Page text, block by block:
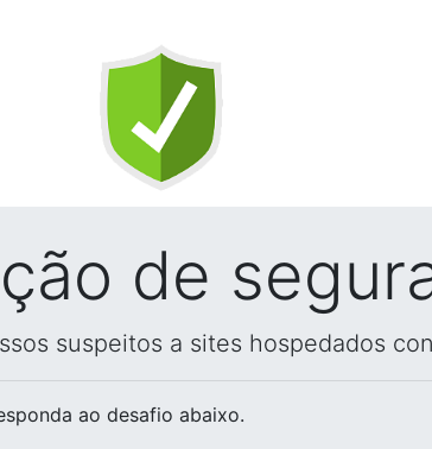
de
suspeitos a sites hospedados
ao desafio abaixo.